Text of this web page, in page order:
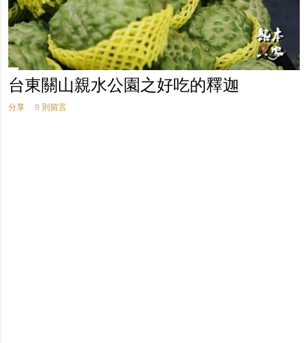
台東關山親水公園之好吃的釋迦
分享 9 則留言